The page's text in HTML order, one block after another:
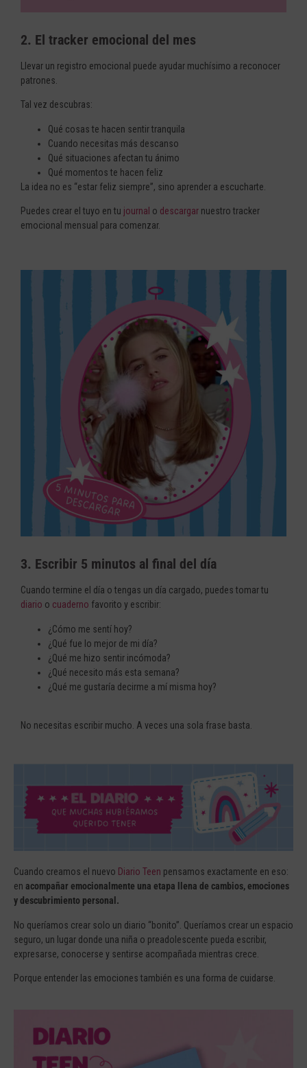
2. El tracker emocional del mes
Llevar un registro emocional puede ayudar muchísimo a reconocer
patrones.
Tal vez descubras:
Qué cosas te hacen sentir tranquila
Cuando necesitas más descanso
Qué situaciones afectan tu ánimo
Qué momentos te hacen feliz
La idea no es “estar feliz siempre”, sino aprender a escucharte.
Puedes crear el tuyo en tu journal o descargar nuestro tracker
emocional mensual para comenzar.
3. Escribir 5 minutos al final del día
Cuando termine el día o tengas un día cargado, puedes tomar tu
diario o cuaderno favorito y escribir:
¿Cómo me sentí hoy?
¿Qué fue lo mejor de mi día?
¿Qué me hizo sentir incómoda?
¿Qué necesito más esta semana?
¿Qué me gustaría decirme a mí misma hoy?
No necesitas escribir mucho. A veces una sola frase basta.
Cuando creamos el nuevo Diario Teen pensamos exactamente en eso:
en acompañar emocionalmente una etapa llena de cambios, emociones
y descubrimiento personal.
No queríamos crear solo un diario “bonito”. Queríamos crear un espacio
seguro, un lugar donde una niña o preadolescente pueda escribir,
expresarse, conocerse y sentirse acompañada mientras crece.
Porque entender las emociones también es una forma de cuidarse.